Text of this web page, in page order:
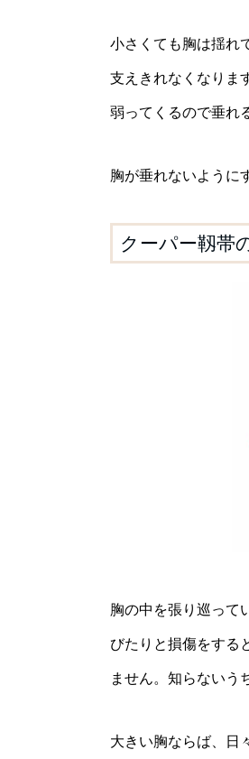
小さくても胸は揺れ
支えきれなくなりま
弱ってくるので垂れ
胸が垂れないように
クーパー靱帯
胸の中を張り巡って
びたりと損傷をする
ません。知らないう
大きい胸ならば、日